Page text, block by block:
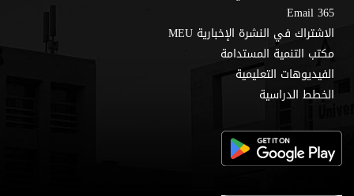
Email 365
الاشتراك في النشرة الإخبارية MEU
مكتب التنمية المستدامة
الفيديوهات التعليمية
الخطط الدراسية